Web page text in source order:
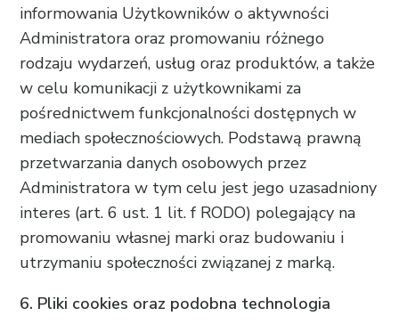
informowania Użytkowników o aktywności
Administratora oraz promowaniu różnego
rodzaju wydarzeń, usług oraz produktów, a także
w celu komunikacji z użytkownikami za
pośrednictwem funkcjonalności dostępnych w
mediach społecznościowych. Podstawą prawną
przetwarzania danych osobowych przez
Administratora w tym celu jest jego uzasadniony
interes (art. 6 ust. 1 lit. f RODO) polegający na
promowaniu własnej marki oraz budowaniu i
utrzymaniu społeczności związanej z marką.
6. Pliki cookies oraz podobna technologia